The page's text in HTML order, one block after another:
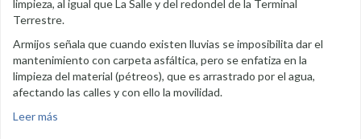
limpieza, al igual que La Salle y del redondel de la Terminal
Terrestre.
Armijos señala que cuando existen lluvias se imposibilita dar el
mantenimiento con carpeta asfáltica, pero se enfatiza en la
limpieza del material (pétreos), que es arrastrado por el agua,
afectando las calles y con ello la movilidad.
Leer más